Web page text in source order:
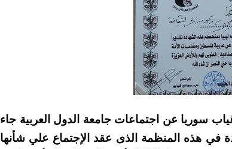
سوريا عن اجتماعات جامعة الدول العربية جاء
هذه المنظمة الذى عقد الإجتماع علي شأنها